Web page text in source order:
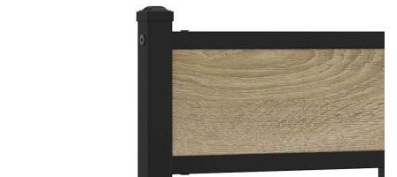
осигуряват на матрака така необходимата опора
и дишане.Допълнително място за съхранение:
За ваше удобство леглото за гости също има
допълнително пространство отдолу, за да
държите вашите кутии за съхранение далеч от
погледа.Гъвкава табла: Тази рамка за легло се
предлага с табла, която осигурява отлична
опора за гърба, когато седите в леглото, за да
четете или гледате телевизия, като
същевременно служи и като декоративен
елемент. Добре е да се знае:Към това легло не е